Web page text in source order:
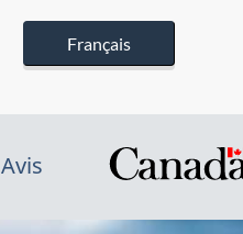
Français
Avis